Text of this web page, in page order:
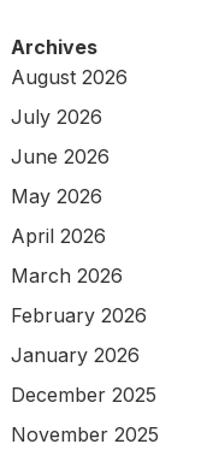
Archives
August 2026
July 2026
June 2026
May 2026
April 2026
March 2026
February 2026
January 2026
December 2025
November 2025